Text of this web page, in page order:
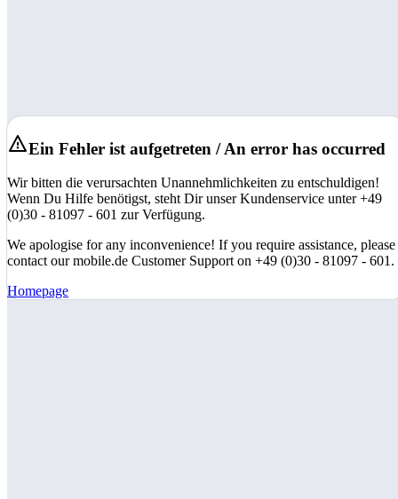
Ein Fehler ist aufgetreten / An error has occurred
Wir bitten die verursachten Unannehmlichkeiten zu entschuldigen!
Wenn Du Hilfe benötigst, steht Dir unser Kundenservice unter +49
(0)30 - 81097 - 601 zur Verfügung.
We apologise for any inconvenience! If you require assistance, please
contact our mobile.de Customer Support on +49 (0)30 - 81097 - 601.
Homepage